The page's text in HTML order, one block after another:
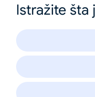
Istražite šta